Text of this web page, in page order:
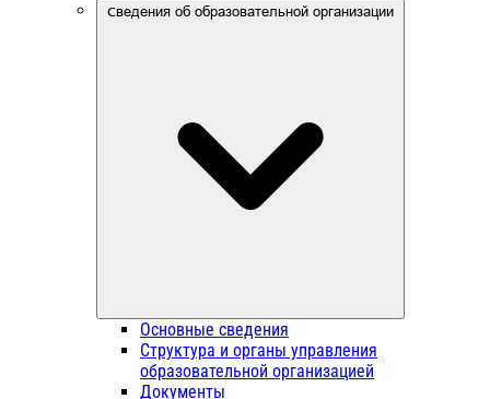
Сведения об образовательной организации
Основные сведения
Структура и органы управления
образовательной организацией
Документы